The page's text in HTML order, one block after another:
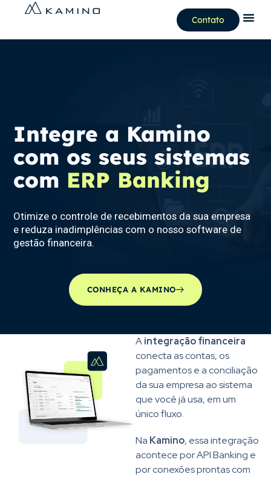
Contato
Integre a Kamino
com os seus sistemas
com ERP Banking
Otimize o controle de recebimentos da sua empresa
e reduza inadimplências com o nosso software de
gestão financeira.
CONHEÇA A KAMINO
Aintegração financeira
conecta as contas, os
pagamentos e a conciliação
da sua empresa ao sistema
que você já usa, em um
único fluxo.
Na Kamino, essa integração
acontece por API Banking e
por conexões prontas com